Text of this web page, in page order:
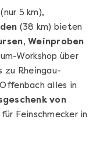
(nur 5 km),
(38 km) bieten
Weinproben
Workshop über
zu Rheingau-
alles in
von
Feinschmecker in